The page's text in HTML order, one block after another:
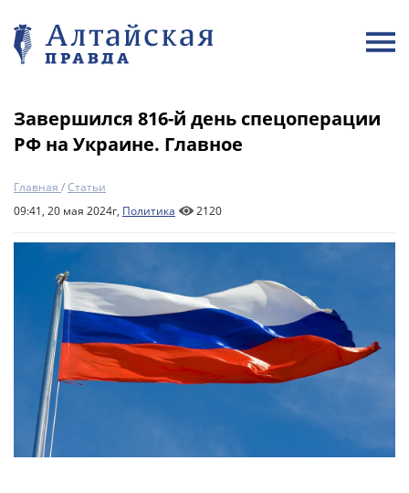
Завершился 816-й день спецоперации
РФ на Украине. Главное
Главная /Статьи
09:41, 20 мая 2024г, Политика 2120